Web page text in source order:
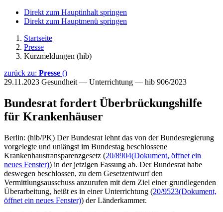
Direkt zum Hauptinhalt springen
Direkt zum Hauptmenü springen
Startseite
Presse
Kurzmeldungen (hib)
zurück zu: Presse ()
29.11.2023 Gesundheit — Unterrichtung — hib 906/2023
Bundesrat fordert Überbrückungshilfe
für Krankenhäuser
Berlin: (hib/PK) Der Bundesrat lehnt das von der Bundesregierung
vorgelegte und unlängst im Bundestag beschlossene
Krankenhaustransparenzgesetz (20/8904(Dokument, öffnet ein
neues Fenster)) in der jetzigen Fassung ab. Der Bundesrat habe
deswegen beschlossen, zu dem Gesetzentwurf den
Vermittlungsausschuss anzurufen mit dem Ziel einer grundlegenden
Überarbeitung, heißt es in einer Unterrichtung (20/9523(Dokument,
öffnet ein neues Fenster)) der Länderkammer.